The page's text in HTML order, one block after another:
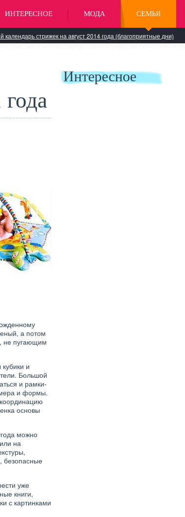
ИНТЕРЕСНОЕ МОДА СЕМЬЯ
календарь стрижек на август 2014 года (благоприятные дни)
а потом
не пугающим
и
Большой
и рамки-
и формы.
основы
можно
на
безопасные
уже
книги,
с картинками
Интересное